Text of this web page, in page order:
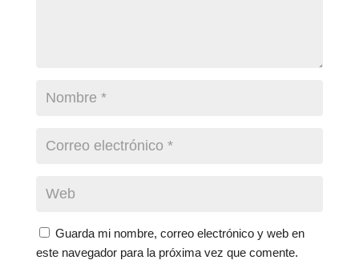
Guarda mi nombre, correo electrónico y web en
este navegador para la próxima vez que comente.